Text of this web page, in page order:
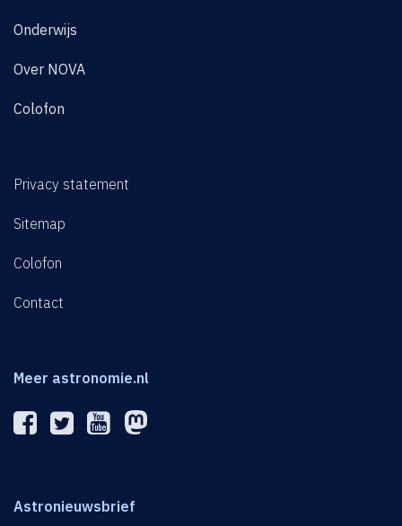
Onderwijs
Over NOVA
Colofon
Privacy statement
Sitemap
Colofon
Contact
Meer astronomie.nl
Astronieuwsbrief